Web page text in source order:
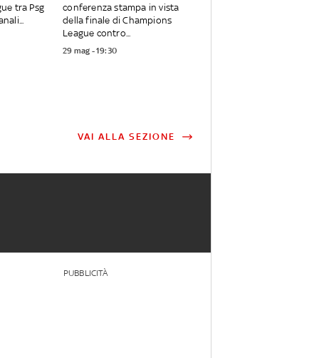
tra Psg
conferenza stampa in vista
della finale di Champions
League contro...
29 mag - 19:30
VAI ALLA SEZIONE
PUBBLICITÀ